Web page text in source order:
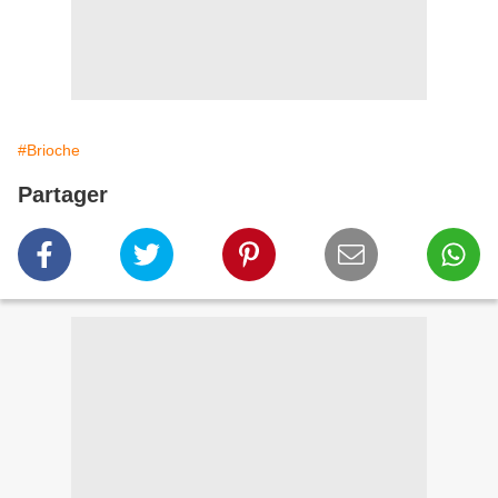
#Brioche
Partager